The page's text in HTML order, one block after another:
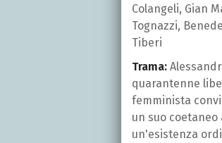
Colangeli, Gian
Tognazzi,
Tiberi
Trama:
quarantenne
femminista
un suo
un'esistenza